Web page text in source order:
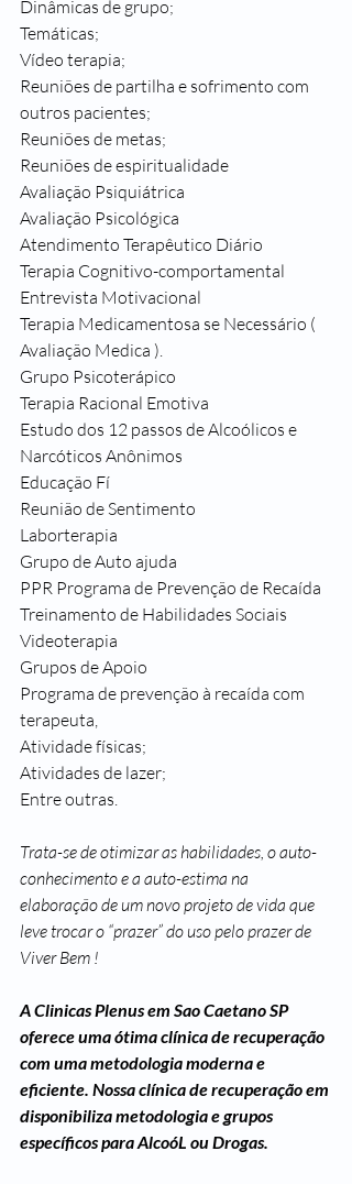
Dinâmicas de grupo;
Temáticas;
Vídeo terapia;
Reuniões de partilha e sofrimento com
outros pacientes;
Reuniões de metas;
Reuniões de espiritualidade
Avaliação Psiquiátrica
Avaliação Psicológica
Atendimento Terapêutico Diário
Terapia Cognitivo-comportamental
Entrevista Motivacional
Terapia Medicamentosa se Necessário (
Avaliação Medica ).
Grupo Psicoterápico
Terapia Racional Emotiva
Estudo dos 12 passos de Alcoólicos e
Narcóticos Anônimos
Educação Fí
Reunião de Sentimento
Laborterapia
Grupo de Auto ajuda
PPR Programa de Prevenção de Recaída
Treinamento de Habilidades Sociais
Videoterapia
Grupos de Apoio
Programa de prevenção à recaída com
terapeuta,
Atividade físicas;
Atividades de lazer;
Entre outras.
Trata-se de otimizar as habilidades, o auto-
conhecimento e a auto-estima na
elaboração de um novo projeto de vida que
leve trocar o “prazer” do uso pelo prazer de
Viver Bem !
A Clinicas Plenus em Sao Caetano SP
oferece uma ótima clínica de recuperação
com uma metodologia moderna e
eficiente. Nossa clínica de recuperação em
disponibiliza metodologia e grupos
específicos para AlcoóL ou Drogas.